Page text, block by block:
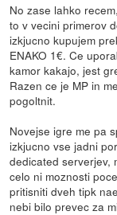
No zase lahko
to v vecini primerov
izkjucno kupujem
ENAKO 1€. Ce
kamor kakajo, jest
Razen ce je MP in
pogoltnit.
Novejse igre me pa
izkjucno vse jadni
dedicated serverjev,
celo ni moznosti
pritisniti dveh tipk
nebi bilo prevec za